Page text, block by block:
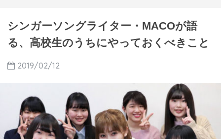
シンガーソングライター・MACOが語
る、高校生のうちにやっておくべきこと
2019/02/12